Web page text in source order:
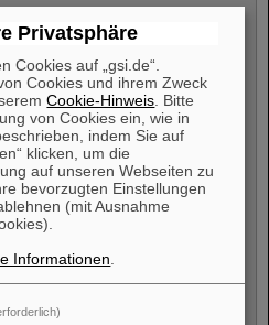
*
darf nicht
ärztliche Bescheinigung
liegt, so haben Sie hier die
Privatsphäre
Cookies auf „gsi.de“.
Cookies und ihrem Zweck
Cookie-Hinweis . Bitte
von Cookies ein, wie in
indem Sie auf
klicken, um die
auf unseren Webseiten zu
bevorzugten Einstellungen
(mit Ausnahme
Informationen